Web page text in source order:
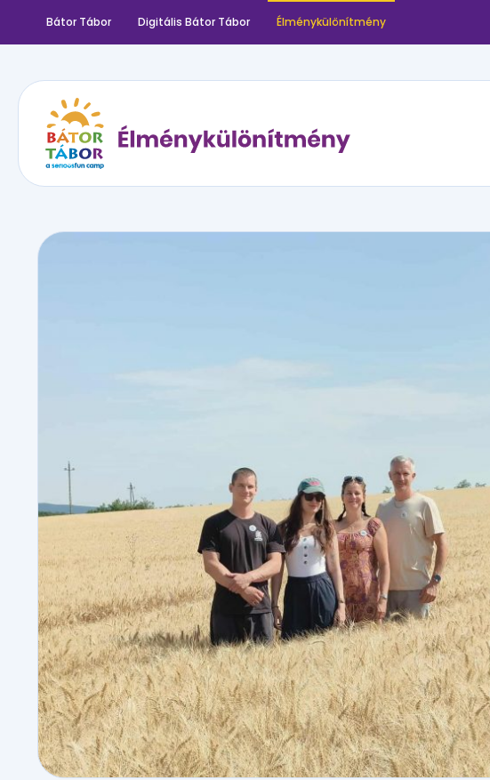
Bátor Tábor Digitális Bátor Tábor Élménykülönítmény